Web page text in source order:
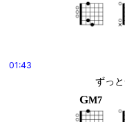
01:43
ずっ
GM7